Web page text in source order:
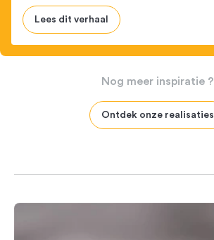
Lees dit verhaal
Nog meer inspiratie ?
Ontdek onze realisaties